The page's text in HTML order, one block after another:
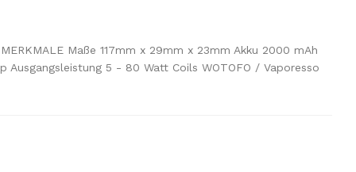
Maße 117mm x 29mm x 23mm Akku 2000 mAh
Ausgangsleistung 5 - 80 Watt Coils WOTOFO / Vaporesso